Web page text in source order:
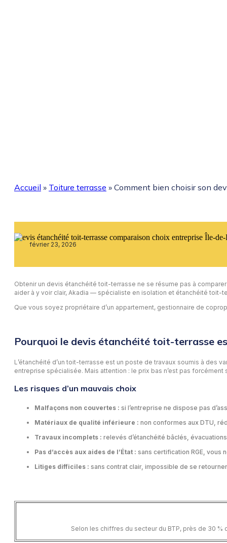
Accueil » Toiture terrasse » Comment bien choisir son
février 23, 2026
Obtenir un devis étanchéité toit-terrasse ne se résume pas à
aider à y voir clair, Akadia — spécialiste en isolation et étanchéité
Que vous soyez propriétaire d’un appartement, gestionnaire de
Pourquoi le devis étanchéité toit-terrasse
L’étanchéité d’un toit-terrasse est un poste de travaux soumis à des
entreprise spécialisée. Mais attention : le prix bas n’est pas
Les risques d’un mauvais choix
Malfaçons non couvertes : si l’entreprise ne dispose pas
Matériaux de qualité inférieure : non conformes aux DTU,
Travaux incomplets : relevés d’étanchéité bâclés,
Pas d’accès aux aides de l’État : sans certification RGE, vous
Litiges difficiles : sans contrat clair, impossible de se
Selon les chiffres du secteur du BTP, près de 30